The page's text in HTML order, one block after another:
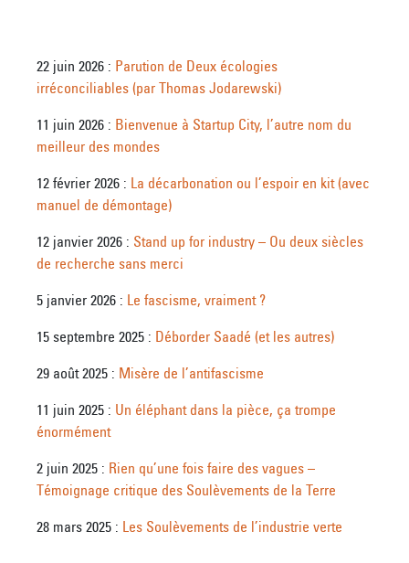
22 juin 2026 : Parution de Deux écologies
irréconciliables (par Thomas Jodarewski)
11 juin 2026 : Bienvenue à Startup City, l’autre nom du
meilleur des mondes
12 février 2026 : La décarbonation ou l’espoir en kit (avec
manuel de démontage)
12 janvier 2026 : Stand up for industry – Ou deux siècles
de recherche sans merci
5 janvier 2026 : Le fascisme, vraiment ?
15 septembre 2025 : Déborder Saadé (et les autres)
29 août 2025 : Misère de l’antifascisme
11 juin 2025 : Un éléphant dans la pièce, ça trompe
énormément
2 juin 2025 : Rien qu’une fois faire des vagues –
Témoignage critique des Soulèvements de la Terre
28 mars 2025 : Les Soulèvements de l’industrie verte